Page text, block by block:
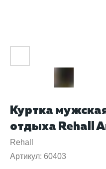
Куртка
отдыха Rehall
Rehall
Артикул: 60403